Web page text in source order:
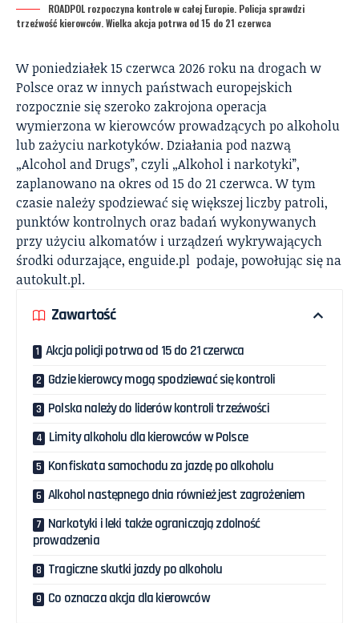
ROADPOL rozpoczyna kontrole w całej Europie. Policja sprawdzi
trzeźwość kierowców. Wielka akcja potrwa od 15 do 21 czerwca
W poniedziałek 15 czerwca 2026 roku na drogach w
Polsce oraz w innych państwach europejskich
rozpocznie się szeroko zakrojona operacja
wymierzona w kierowców prowadzących po alkoholu
lub zażyciu narkotyków. Działania pod nazwą
„Alcohol and Drugs”, czyli „Alkohol i narkotyki”,
zaplanowano na okres od 15 do 21 czerwca. W tym
czasie należy spodziewać się większej liczby patroli,
punktów kontrolnych oraz badań wykonywanych
przy użyciu alkomatów i urządzeń wykrywających
środki odurzające, enguide.pl podaje, powołując się na
autokult.pl.
Zawartość
Akcja policji potrwa od 15 do 21 czerwca
Gdzie kierowcy mogą spodziewać się kontroli
Polska należy do liderów kontroli trzeźwości
Limity alkoholu dla kierowców w Polsce
Konfiskata samochodu za jazdę po alkoholu
Alkohol następnego dnia również jest zagrożeniem
Narkotyki i leki także ograniczają zdolność
prowadzenia
Tragiczne skutki jazdy po alkoholu
Co oznacza akcja dla kierowców